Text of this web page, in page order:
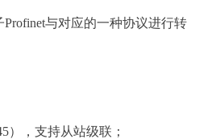
与对应的一种协议进行转
），支持从站级联；